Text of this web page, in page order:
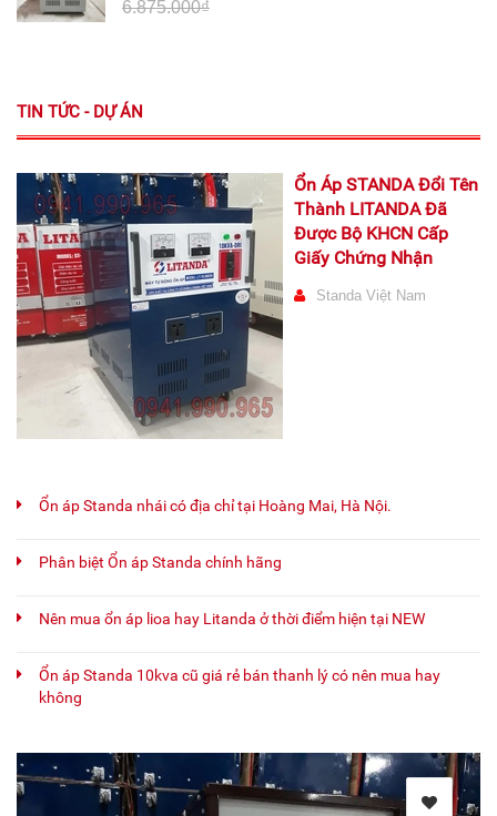
6.875.000₫
TIN TỨC - DỰ ÁN
Ổn Áp STANDA Đổi Tên
Thành LITANDA Đã
Được Bộ KHCN Cấp
Giấy Chứng Nhận
Standa Việt Nam
Ổn áp Standa nhái có địa chỉ tại Hoàng Mai, Hà Nội.
Phân biệt Ổn áp Standa chính hãng
Nên mua ổn áp lioa hay Litanda ở thời điểm hiện tại NEW
Ổn áp Standa 10kva cũ giá rẻ bán thanh lý có nên mua hay
không